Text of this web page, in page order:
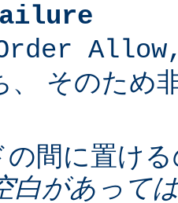
、 そのため
の間に置け
白があって